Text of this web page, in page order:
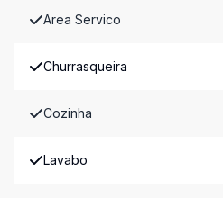
Area Servico
Churrasqueira
Cozinha
Lavabo